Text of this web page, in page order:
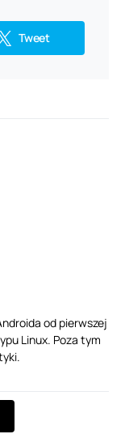
Tweet
od pierwszej
Linux. Poza tym